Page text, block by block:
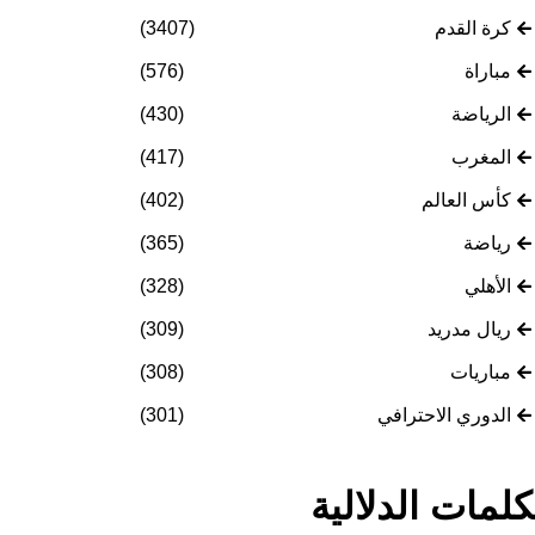
كرة القدم (3407)
مباراة (576)
الرياضة (430)
المغرب (417)
كأس العالم (402)
رياضة (365)
الأهلي (328)
ريال مدريد (309)
مباريات (308)
الدوري الاحترافي (301)
الدلالية